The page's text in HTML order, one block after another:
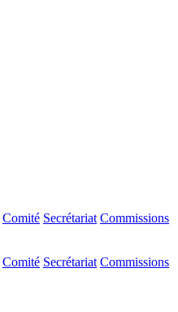
Comité Secrétariat Commissions
Comité Secrétariat Commissions